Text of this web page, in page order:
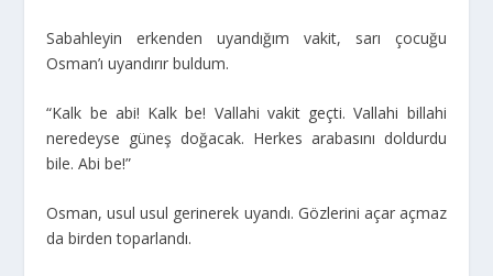
Sabahleyin erkenden uyandığım vakit, sarı çocuğu
Osman’ı uyandırır buldum.
“Kalk be abi! Kalk be! Vallahi vakit geçti. Vallahi billahi
neredeyse güneş doğacak. Herkes arabasını doldurdu
bile. Abi be!”
Osman, usul usul gerinerek uyandı. Gözlerini açar açmaz
da birden toparlandı.